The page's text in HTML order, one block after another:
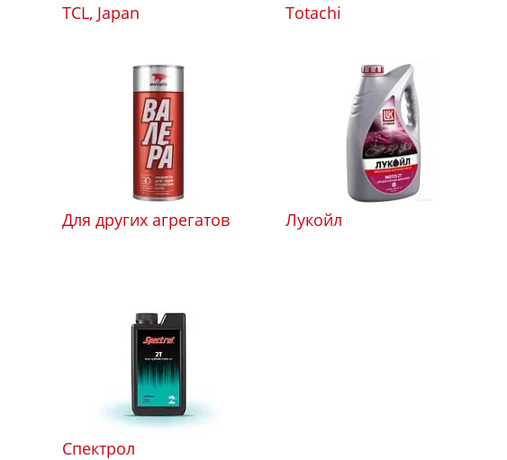
TCL, Japan Totachi
Для других агрегатов Лукойл
Спектрол